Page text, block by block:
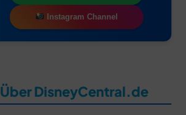
Instagram Channel
Über DisneyCentral.de